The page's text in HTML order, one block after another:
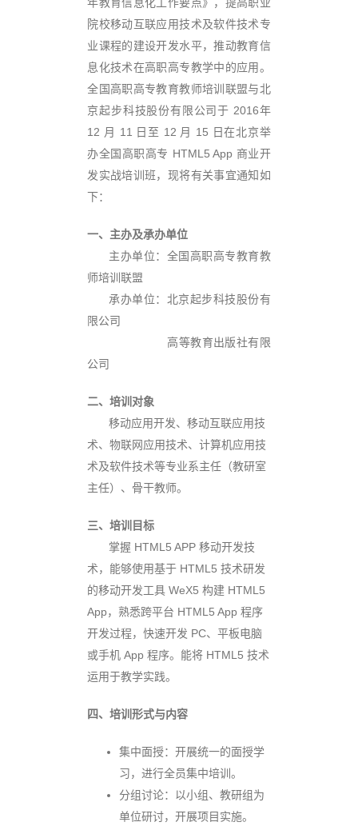
院校移动互联应用技术及软件技术专
业课程的建设开发水平，推动教育信
息化技术在高职高专教学中的应用。
全国高职高专教育教师培训联盟与北
京起步科技股份有限公司于 2016年
12 月 11 日至 12 月 15 日在北京举
办全国高职高专 HTML5 App 商业开
发实战培训班，现将有关事宜通知如
下：
一、主办及承办单位
主办单位：全国高职高专教育教
师培训联盟
承办单位：北京起步科技股份有
限公司
高等教育出版社有限
公司
二、培训对象
移动应用开发、移动互联应用技
术、物联网应用技术、计算机应用技
术及软件技术等专业系主任（教研室
主任）、骨干教师。
三、培训目标
掌握 HTML5 APP 移动开发技
术，能够使用基于 HTML5 技术研发
的移动开发工具 WeX5 构建 HTML5
App，熟悉跨平台 HTML5 App 程序
开发过程，快速开发 PC、平板电脑
或手机 App 程序。能将 HTML5 技术
运用于教学实践。
四、培训形式与内容
集中面授：开展统一的面授学
习，进行全员集中培训。
分组讨论：以小组、教研组为
单位研讨，开展项目实施。